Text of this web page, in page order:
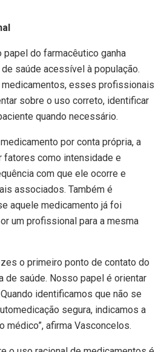
papel do farmacêutico ganha
saúde acessível à população.
esses profissionais
sobre o uso correto, identificar
quando necessário.
por conta própria, a
fatores como intensidade e
com que ele ocorre e
associados. Também é
aquele medicamento já foi
um profissional para a mesma
o primeiro ponto de contato do
de saúde. Nosso papel é orientar
identificamos que não se
segura, indicamos a
médico”, afirma Vasconcelos.